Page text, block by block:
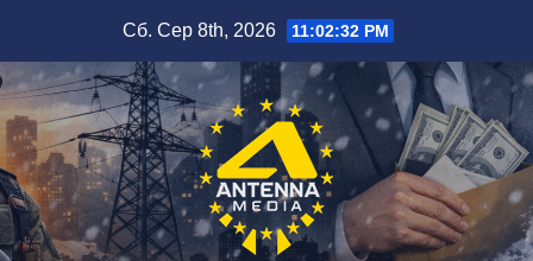
вмісту
Сб. Сер 8th, 2026 11:02:32 PM